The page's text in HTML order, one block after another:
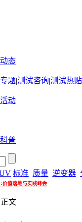
态
题|测试咨询|测试热贴
动
普
标准 质量 逆变器
价值落地与实践峰会
文